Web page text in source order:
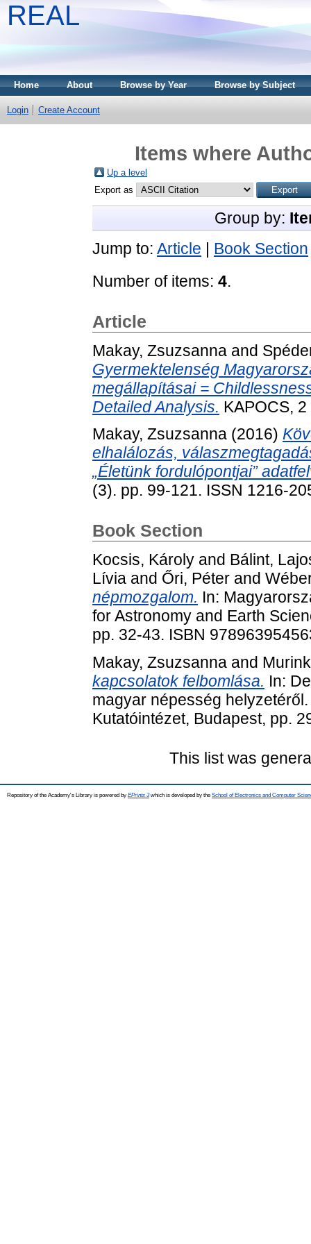
REAL
Home About Browse by Year Browse by Subject
Login Create Account
Items where
Up a level
Export as
Group by:
Jump to: Article | Book Section
Number of items: 4.
Article
Makay, Zsuzsanna and
Gyermektelenség
megállapításai =
Detailed Analysis. KAPOCS,
Makay, Zsuzsanna (2016)
elhalálozás,
„Életünk fordulópontjai”
(3). pp. 99-121. ISSN 1216-
Book Section
Kocsis, Károly and Bálint,
Lívia and Őri, Péter and
népmozgalom. In:
for Astronomy and Earth
pp. 32-43. ISBN
Makay, Zsuzsanna and
kapcsolatok felbomlása. In:
magyar népesség
Kutatóintézet, Budapest, pp.
This list was
Repository of the Academy's Library is powered by EPrints 3which is developed by the School of Electronics and Computer